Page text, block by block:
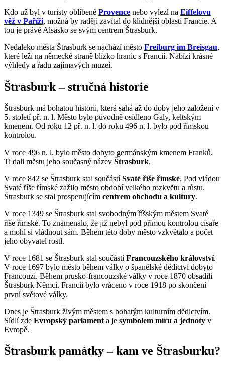
Kdo už byl v turisty oblíbené Provence nebo vylezl na Eiffelovu
věž v Paříži, možná by raději zavítal do klidnější oblasti Francie. A
tou je právě Alsasko se svým centrem Štrasburk.
Nedaleko města Štrasburk se nachází město Freiburg im Breisgau,
které leží na německé straně blízko hranic s Francií. Nabízí krásné
výhledy a řadu zajímavých muzeí.
Štrasburk – stručná historie
Štrasburk má bohatou historii, která sahá až do doby jeho založení v
5. století př. n. l. Město bylo původně osídleno Galy, keltským
kmenem. Od roku 12 př. n. l. do roku 496 n. l. bylo pod římskou
kontrolou.
V roce 496 n. l. bylo město dobyto germánským kmenem Franků.
Ti dali městu jeho současný název Štrasburk.
V roce 842 se Štrasburk stal součástíSvaté říše římské. Pod vládou
Svaté říše římské zažilo město období velkého rozkvětu a růstu.
Štrasburk se stal prosperujícím centrem obchodu a kultury.
V roce 1349 se Štrasburk stal svobodným říšským městem Svaté
říše římské. To znamenalo, že již nebyl pod přímou kontrolou císaře
a mohl si vládnout sám. Během této doby město vzkvétalo a počet
jeho obyvatel rostl.
V roce 1681 se Štrasburk stal součástíFrancouzského království.
V roce 1697 bylo město během války o španělské dědictví dobyto
Francouzi. Během prusko-francouzské války v roce 1870 obsadili
Štrasburk Němci. Francii bylo vráceno v roce 1918 po skončení
první světové války.
Dnes je Štrasburk živým městem s bohatým kulturním dědictvím.
Sídlí zde Evropský parlament a je symbolem míru a jednoty v
Evropě.
Štrasburk památky – kam ve Štrasburku?